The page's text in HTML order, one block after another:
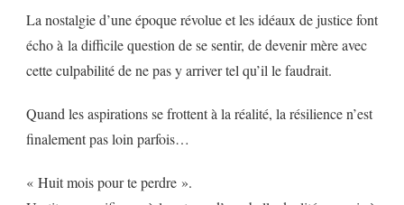
La nostalgie d’une époque révolue et les idéaux de justice font
écho à la difficile question de se sentir, de devenir mère avec
cette culpabilité de ne pas y arriver tel qu’il le faudrait.
Quand les aspirations se frottent à la réalité, la résilience n’est
finalement pas loin parfois…
« Huit mois pour te perdre ».